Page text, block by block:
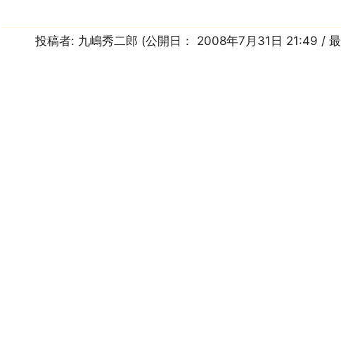
投稿者: 九嶋秀二郎 (公開日： 2008年7月31日 21:49 /